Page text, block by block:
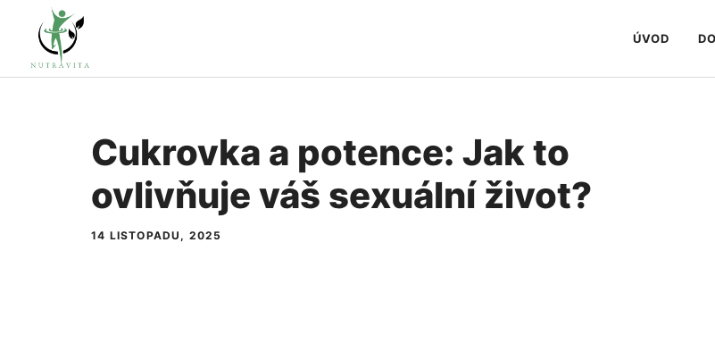
Přeskočit
obsah
ÚVOD
Cukrovka a potence: Jak to
ovlivňuje váš sexuální život?
14 LISTOPADU, 2025